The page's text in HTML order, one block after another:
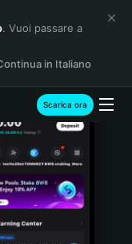
. Vuoi passare a
in Italiano
Scarica ora